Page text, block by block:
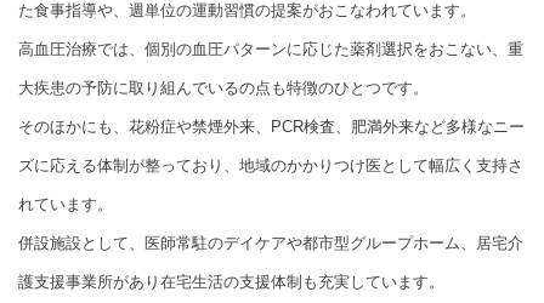
た食事指導や、週単位の運動習慣の提案がおこなわれています。
高血圧治療では、個別の血圧パターンに応じた薬剤選択をおこない、重
大疾患の予防に取り組んでいるの点も特徴のひとつです。
そのほかにも、花粉症や禁煙外来、PCR検査、肥満外来など多様なニー
ズに応える体制が整っており、地域のかかりつけ医として幅広く支持さ
れています。
併設施設として、医師常駐のデイケアや都市型グループホーム、居宅介
護支援事業所があり在宅生活の支援体制も充実しています。